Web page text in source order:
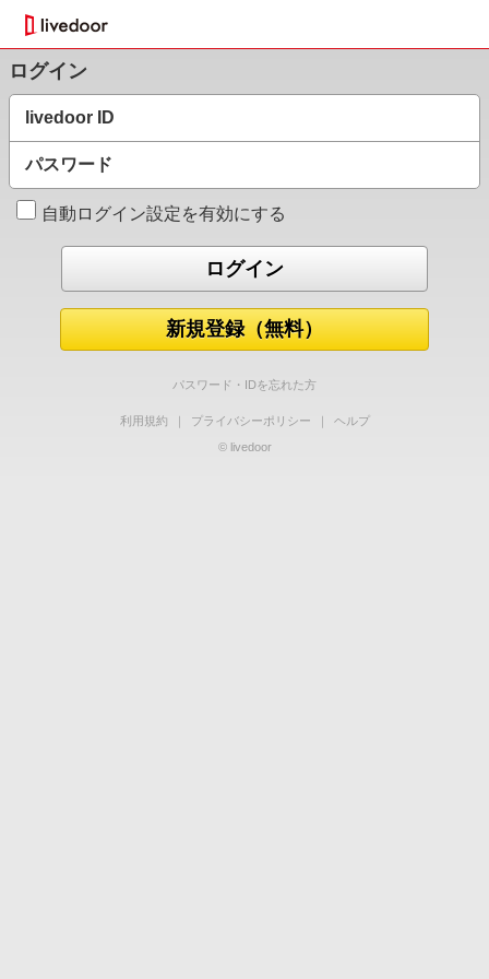
ログイン
livedoor ID
パスワード
自動ログイン設定を有効にする
新規登録（無料）
パスワード・IDを忘れた方
利用規約 ｜ プライバシーポリシー ｜
ヘルプ
© livedoor